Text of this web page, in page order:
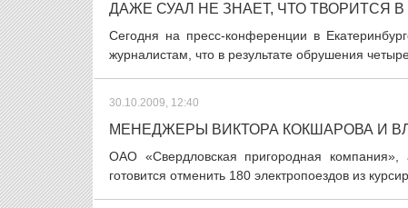
ДАЖЕ СУАЛ НЕ ЗНАЕТ, ЧТО ТВОРИТСЯ В
Сегодня на пресс-конференции в
журналистам, что в результате обрушения
30.10.2009, 12:40
МЕНЕДЖЕРЫ ВИКТОРА КОКШАРОВА И
ОАО «Свердловская пригородная компания»,
готовится отменить 180 электропоездов из